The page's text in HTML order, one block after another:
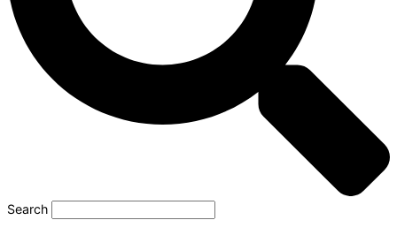
Search